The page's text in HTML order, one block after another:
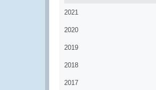
2021
2020
2019
2018
2017